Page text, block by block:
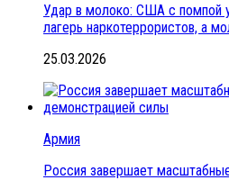
Удар в молоко: США с помпой
лагерь наркотеррористов, а
25.03.2026
Армия
Россия завершает